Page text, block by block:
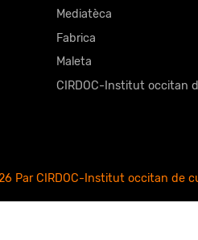
Mediatèca
Fabrica
Maleta
CIRDOC-Institut occitan
Par CIRDOC-Institut occitan de